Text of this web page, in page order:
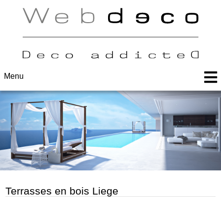
Menu
Terrasses en bois Liege